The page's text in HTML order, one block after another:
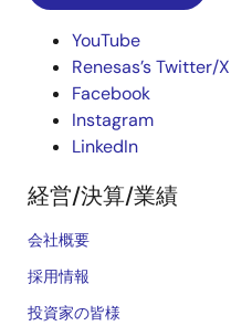
YouTube
Renesas’s Twitter/X
Facebook
Instagram
LinkedIn
経営/決算/業績
会社概要
採用情報
投資家の皆様